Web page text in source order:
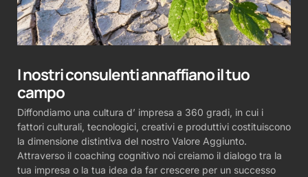
I nostri consulenti annaffiano il tuo
campo
Diffondiamo una cultura d’ impresa a 360 gradi, in cui i
fattori culturali, tecnologici, creativi e produttivi costituiscono
la dimensione distintiva del nostro Valore Aggiunto.
Attraverso il coaching cognitivo noi creiamo il dialogo tra la
tua impresa o la tua idea da far crescere per un successo